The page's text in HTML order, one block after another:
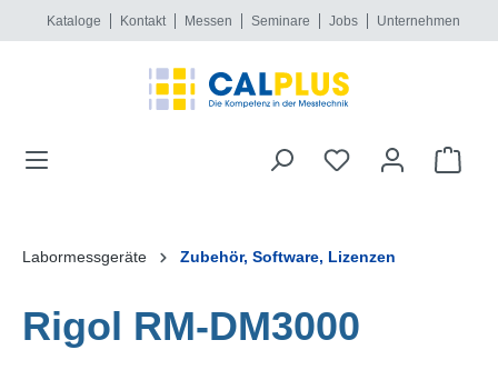
springen
Kataloge Kontakt Messen Seminare Jobs Unternehmen
Labormessgeräte Zubehör, Software, Lizenzen
Rigol RM-DM3000